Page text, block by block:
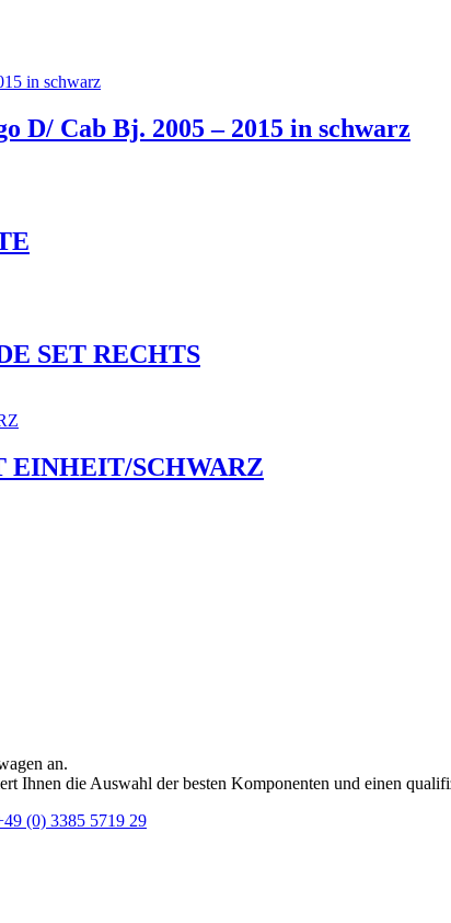
D/ Cab Bj. 2005 – 2015 in schwarz
SET RECHTS
EINHEIT/SCHWARZ
an.
Ihnen die Auswahl der besten Komponenten und einen
(0) 3385 5719 29